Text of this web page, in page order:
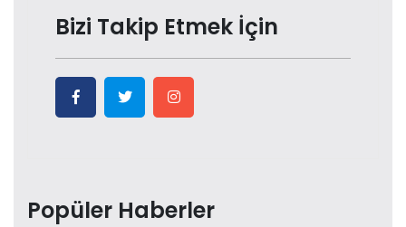
Bizi Takip Etmek İçin
Popüler Haberler